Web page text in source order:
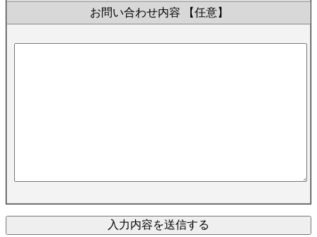
お問い合わせ内容 【任意】